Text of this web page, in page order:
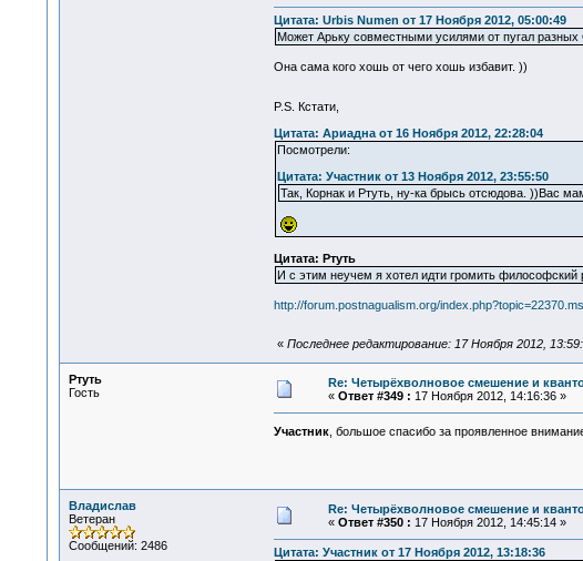
Цитата: Urbis Numen от 17 Ноября 2012, 05:00:49
Может Арьку совместными усилями от пугал разных
Она сама кого хошь от чего хошь избавит. ))
P.S. Кстати,
Цитата: Ариадна от 16 Ноября 2012, 22:28:04
Посмотрели:
Цитата: Участник от 13 Ноября 2012, 23:55:50
Так, Корнак и Ртуть, ну-ка брысь отсюдова. ))Вас
Цитата: Ртуть
И с этим неучем я хотел идти громить философский
http://forum.postnagualism.org/
« Последнее редактирование: 17 Ноября 2012,
Ртуть
Гость
Re: Четырёхволновое смешение и
« Ответ #349 : 17 Ноября 2012, 14:16:36 »
Участник, большое спасибо за проявленное
Владислав
Ветеран
Сообщений: 2486
Re: Четырёхволновое смешение и
« Ответ #350 : 17 Ноября 2012, 14:45:14 »
Цитата: Участник от 17 Ноября 2012, 13:18:36